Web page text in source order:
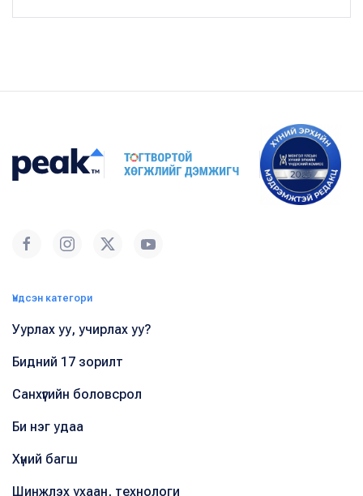
Үндсэн категори
Уурлах уу, учирлах уу?
Бидний 17 зорилт
Санхүүгийн боловсрол
Би нэг удаа
Хүний багш
Шинжлэх ухаан, технологи